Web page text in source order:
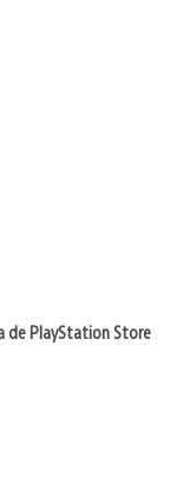
de PlayStation Store